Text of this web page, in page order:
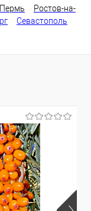
Пермь
Ростов-на-
Севастополь